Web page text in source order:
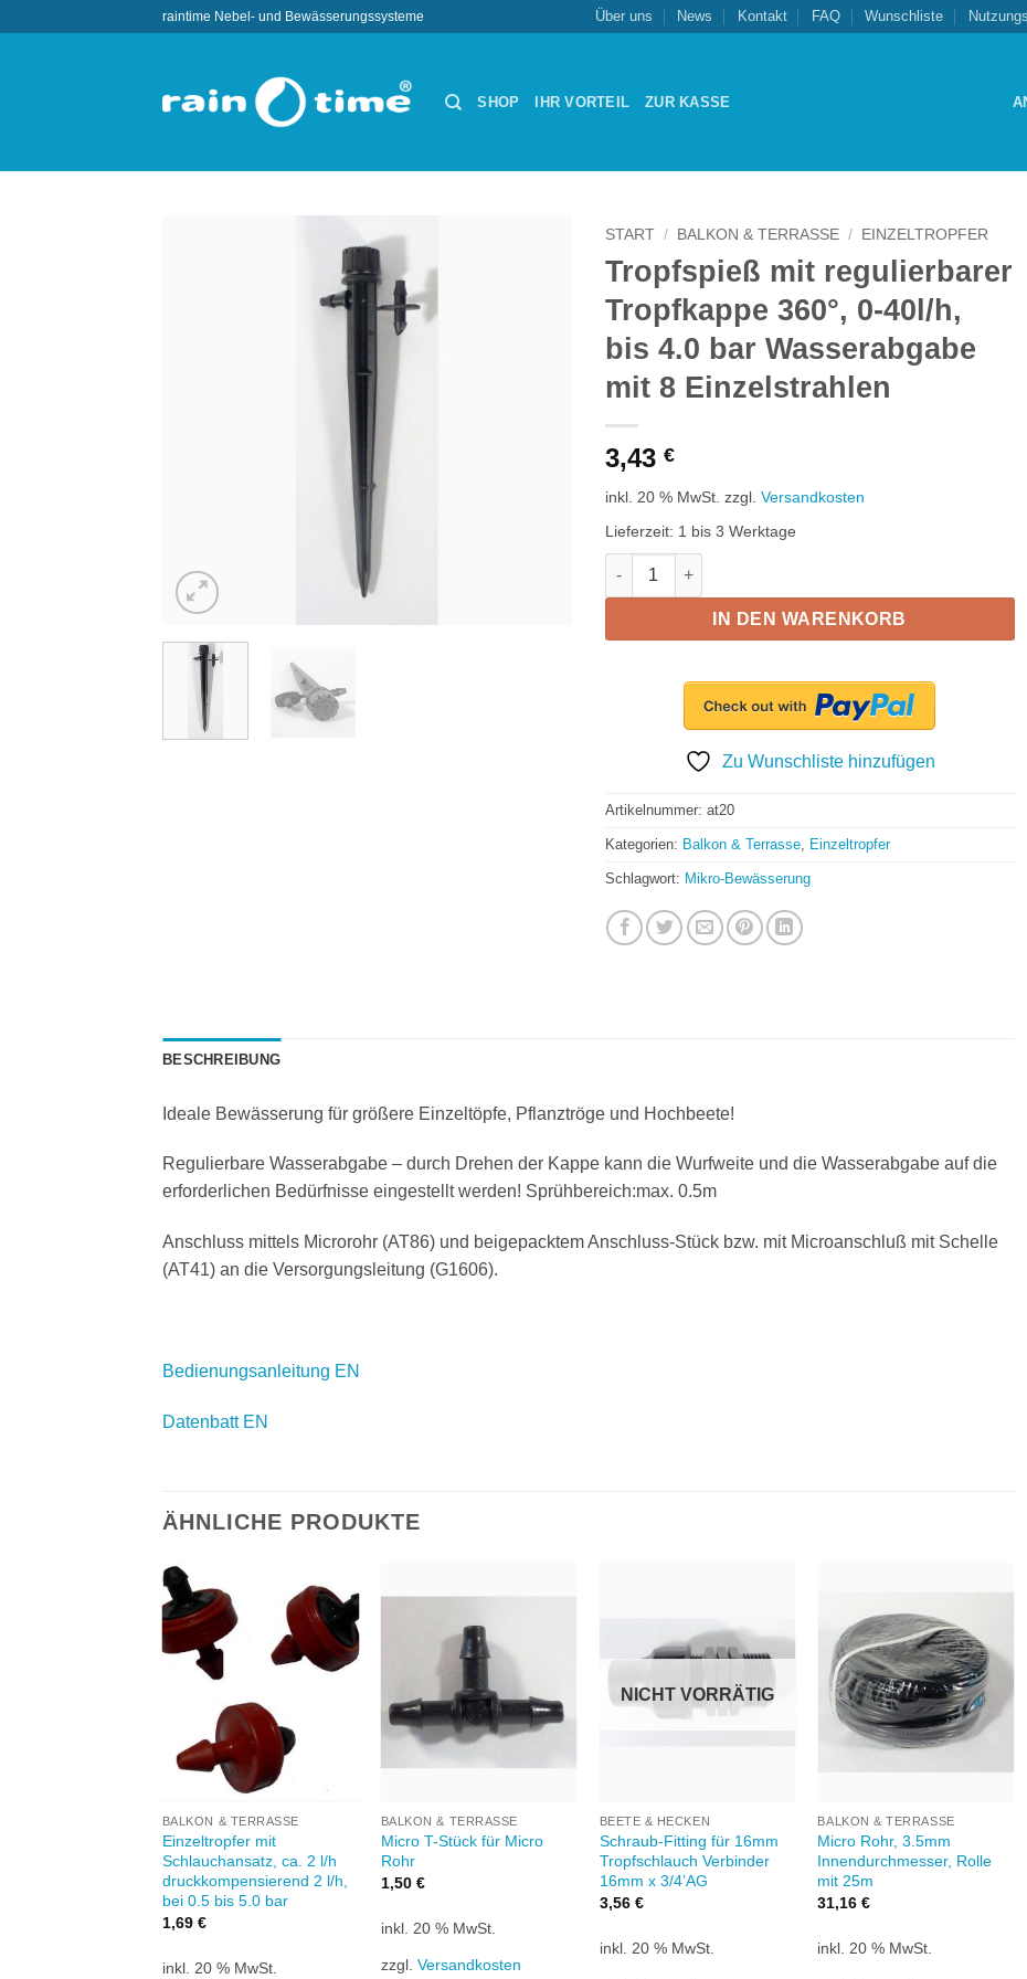
raintime Nebel- und Bewässerungssysteme Über uns News Kontakt FAQ Wunschliste
SHOP IHR VORTEIL ZUR KASSE
START / BALKON & TERRASSE / EINZELTROPFER
Tropfspieß mit regulierbarer
Tropfkappe 360°, 0-40l/h,
bis 4.0 bar Wasserabgabe
mit 8 Einzelstrahlen
3,43 €
inkl. 20 % MwSt. zzgl. Versandkosten
Lieferzeit: 1 bis 3 Werktage
Tropfspieß mit regulierbarer Tropfkappe 360°, 0-40l/h,
IN DEN WARENKORB
Zu Wunschliste hinzufügen
Artikelnummer: at20
Kategorien: Balkon & Terrasse, Einzeltropfer
Schlagwort: Mikro-Bewässerung
BESCHREIBUNG
Ideale Bewässerung für größere Einzeltöpfe, Pflanztröge und Hochbeete!
Regulierbare Wasserabgabe – durch Drehen der Kappe kann die Wurfweite und die Wasserabgabe auf die
erforderlichen Bedürfnisse eingestellt werden! Sprühbereich:max. 0.5m
Anschluss mittels Microrohr (AT86) und beigepacktem Anschluss-Stück bzw. mit Microanschluß mit Schelle
(AT41) an die Versorgungsleitung (G1606).
Bedienungsanleitung EN
Datenbatt EN
ÄHNLICHE PRODUKTE
Zu
Wunschliste
hinzufügen
BALKON & TERRASSE
Einzeltropfer mit
Schlauchansatz, ca. 2 l/h
druckkompensierend 2 l/h,
bei 0.5 bis 5.0 bar
1,69 €
inkl. 20 % MwSt.
Wunschliste
hinzufügen
BALKON & TERRASSE
Micro T-Stück für Micro
Rohr
1,50 €
inkl. 20 % MwSt.
zzgl. Versandkosten
Wunschliste
hinzufügen
NICHT VORRÄTIG
BEETE & HECKEN
Schraub-Fitting für 16mm
Tropfschlauch Verbinder
16mm x 3/4’AG
3,56 €
inkl. 20 % MwSt.
Zu
Wunschliste
hinzufügen
BALKON & TERRASSE
Micro Rohr, 3.5mm
Innendurchmesser, Rolle
mit 25m
31,16€
inkl. 20 % MwSt.